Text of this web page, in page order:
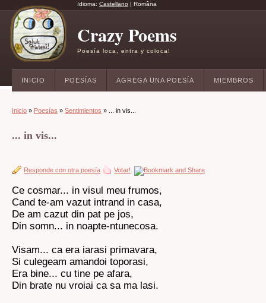
Idioma: Castellano | Româna
Crazy Poems
Poesía loca, entra y coloca!
INICIO POESÍAS AGREGA UNA POESÍA MIEMBROS
Inicio » Poesías » Sentimientos » ... in vis...
... in vis...
Responde con otra poesía Votar!
Ce cosmar... in visul meu frumos,
Cand te-am vazut intrand in casa,
De am cazut din pat pe jos,
Din somn... in noapte-ntunecosa.
Visam... ca era iarasi primavara,
Si culegeam amandoi toporasi,
Era bine... cu tine pe afara,
Din brate nu vroiai ca sa ma lasi.